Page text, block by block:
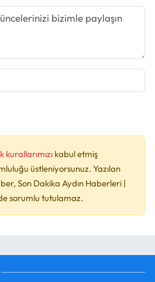
kurallarımızı kabul etmiş
üstleniyorsunuz. Yazılan
Son Dakika Aydın Haberleri |
sorumlu tutulamaz.